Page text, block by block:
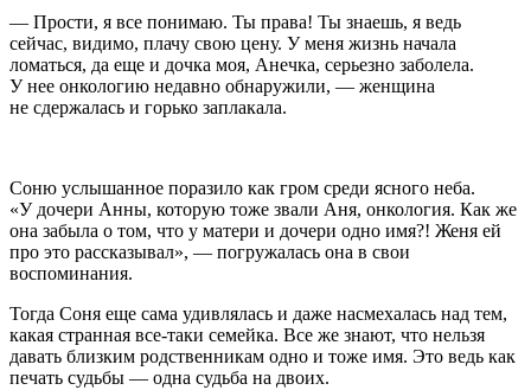
— Прости, я все понимаю. Ты права! Ты знаешь, я ведь
сейчас, видимо, плачу свою цену. У меня жизнь начала
ломаться, да еще и дочка моя, Анечка, серьезно заболела.
У нее онкологию недавно обнаружили, — женщина
не сдержалась и горько заплакала.
Соню услышанное поразило как гром среди ясного неба.
«У дочери Анны, которую тоже звали Аня, онкология. Как же
она забыла о том, что у матери и дочери одно имя?! Женя ей
про это рассказывал», — погружалась она в свои
воспоминания.
Тогда Соня еще сама удивлялась и даже насмехалась над тем,
какая странная все-таки семейка. Все же знают, что нельзя
давать близким родственникам одно и тоже имя. Это ведь как
печать судьбы — одна судьба на двоих.